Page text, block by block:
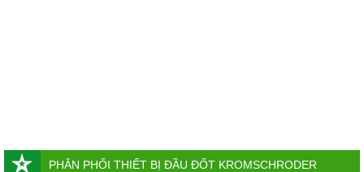
PHÂN PHỐI THIẾT BỊ ĐẦU ĐỐT KROMSCHRODER